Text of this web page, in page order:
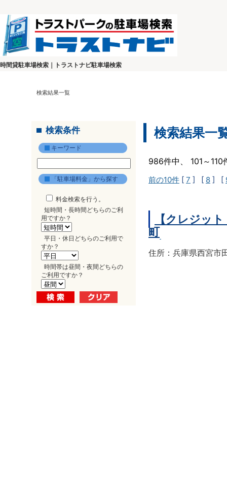
時間貸駐車場検索｜トラストナビ駐車場検索
検索結果一覧
検索条件
キーワード
「駐車場料金」から探す
料金検索を行う。
短時間・長時間どちらのご利
用ですか？
平日・休日どちらのご利用で
すか？
時間帯は昼間・夜間どちらの
ご利用ですか？
検索結果一
986件中、 101～
前の10件 [ 7 ] [ 8 ] [
【クレジッ
町
住所：兵庫県西宮市